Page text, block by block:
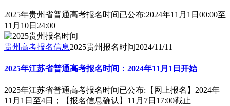
2025年贵州省普通高考报名时间已公布:2024年11月1日00:00至
11月10日24:00
贵州高考报名信息2025贵州报名时间2024/11/11
2025年江苏省普通高考报名时间：2024年11月1日开始
2025年江苏省普通高考报名时间已公布:【网上报名】2024年
11月1日至4日；【报名信息确认】11月7日17:00截止